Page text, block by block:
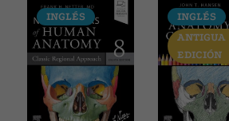
INGLÉS
INGLÉS
ANTIGUA
EDICIÓN